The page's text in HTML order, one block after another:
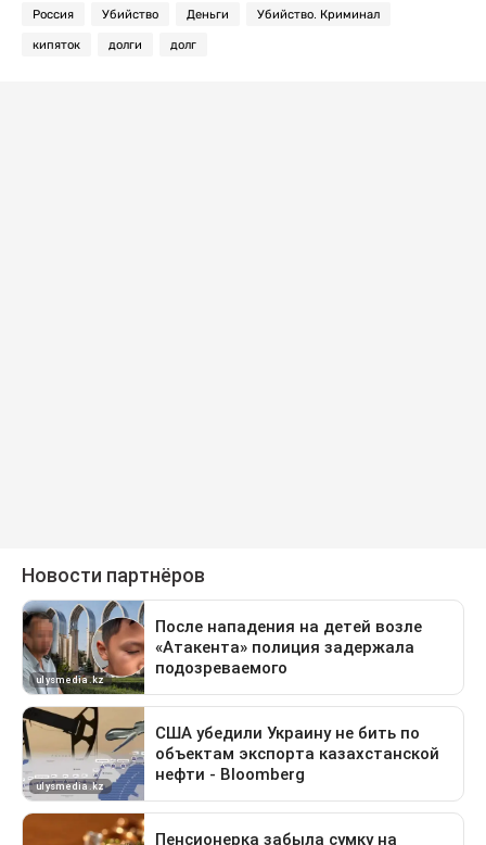
Россия Убийство Деньги Убийство. Криминал
кипяток долги долг